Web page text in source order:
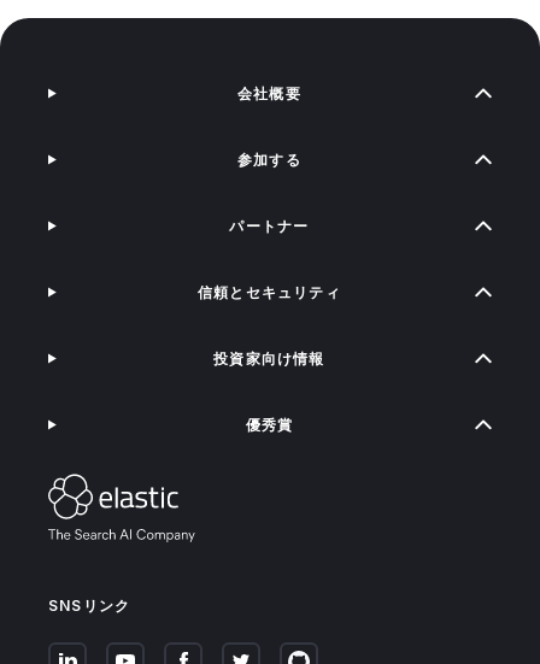
SNSリンク
会社概要
参加する
パートナー
信頼とセキュリティ
投資家向け情報
優秀賞